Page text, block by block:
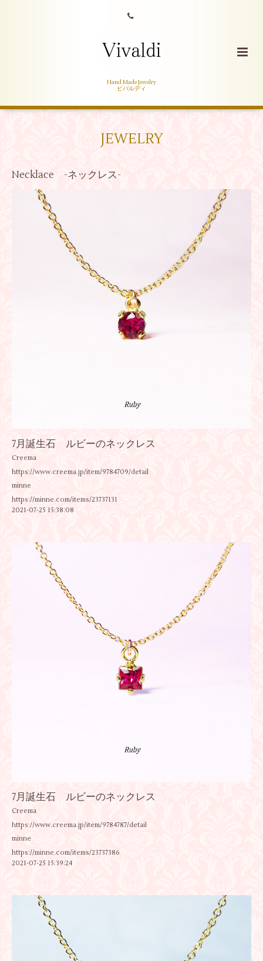
Hand Made Jewelry
ビバルディ
JEWELRY
Necklace -ネックレス-
7月誕生石 ルビーのネックレス
Creema
https://www.creema.jp/item/9784709/detail
minne
https://minne.com/items/23737131
2021-07-25 15:38:08
7月誕生石 ルビーのネックレス
Creema
https://www.creema.jp/item/9784787/detail
minne
https://minne.com/items/23737386
2021-07-25 15:39:24